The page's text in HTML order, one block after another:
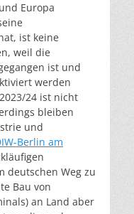
Europa
ist keine
weil die
ist und
werden
24 ist nicht
bleiben
und
Berlin am
deutschen Weg zu
Bau von
an Land aber